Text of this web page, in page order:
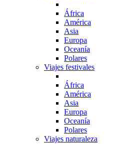
África
América
Asia
Europa
Oceanía
Polares
Viajes festivales
África
América
Asia
Europa
Oceanía
Polares
Viajes naturaleza